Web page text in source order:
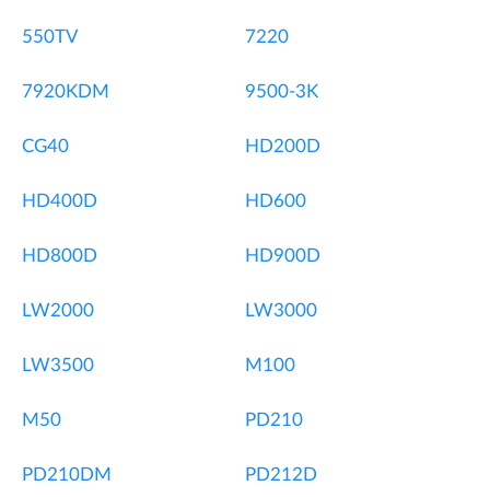
550TV 7220
7920KDM 9500-3K
CG40 HD200D
HD400D HD600
HD800D HD900D
LW2000 LW3000
LW3500 M100
M50 PD210
PD210DM PD212D